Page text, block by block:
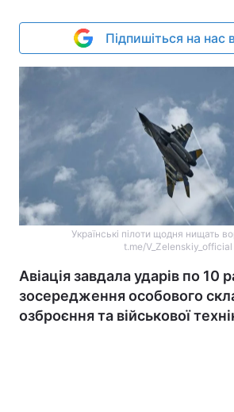
Підпишіться на нас
Українські пілоти щодня нищать
t.me/V_Zelenskiy_official
Авіація завдала ударів по 10
зосередження особового
озброєння та військової